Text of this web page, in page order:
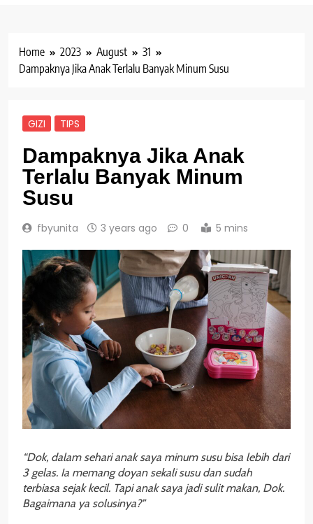
Home 2023 August
31
Dampaknya Jika Anak Terlalu Banyak Minum Susu
GIZI TIPS
Dampaknya Jika Anak
Terlalu Banyak Minum
Susu
fbyunita 3 years ago 0 5 mins
“Dok, dalam sehari anak saya minum susu bisa lebih dari
3 gelas. Ia memang doyan sekali susu dan sudah
terbiasa sejak kecil. Tapi anak saya jadi sulit makan, Dok.
Bagaimana ya solusinya?”